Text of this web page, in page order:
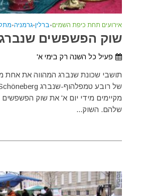
אירועים תחת כיפת השמים• ברלין•גרמניה•
שוק הפשפשים שנברג
פעיל כל השנה רק בימי א'
תושבי שכונת שנברג המהווה את אחת
מקיימים מידי יום א' את שוק
שלהם. השוק...